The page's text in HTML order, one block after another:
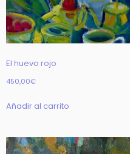
El huevo rojo
450,00€
Añadir al carrito